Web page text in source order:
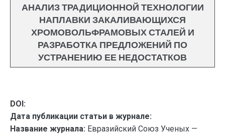
АНАЛИЗ ТРАДИЦИОННОЙ ТЕХНОЛОГИИ
НАПЛАВКИ ЗАКАЛИВАЮЩИХСЯ
ХРОМОВОЛЬФРАМОВЫХ СТАЛЕЙ И
РАЗРАБОТКА ПРЕДЛОЖЕНИЙ ПО
УСТРАНЕНИЮ ЕЕ НЕДОСТАТКОВ
DOI:
Дата публикации статьи в журнале:
Название журнала: Евразийский Союз Ученых —